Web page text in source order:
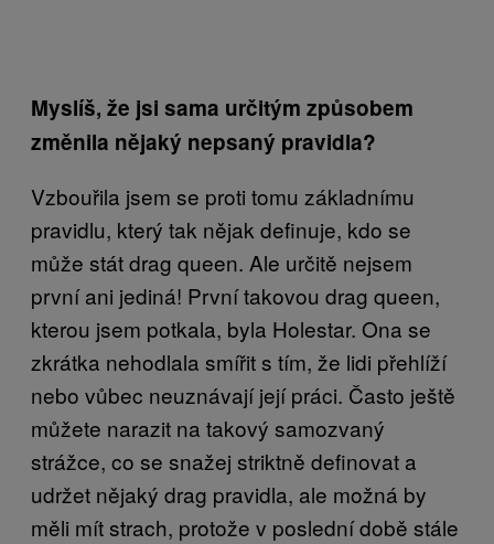
Myslíš, že jsi sama určitým způsobem
změnila nějaký nepsaný pravidla?
Vzbouřila jsem se proti tomu základnímu
pravidlu, který tak nějak definuje, kdo se
může stát drag queen. Ale určitě nejsem
první ani jediná! První takovou drag queen,
kterou jsem potkala, byla Holestar. Ona se
zkrátka nehodlala smířit s tím, že lidi přehlíží
nebo vůbec neuznávají její práci. Často ještě
můžete narazit na takový samozvaný
strážce, co se snažej striktně definovat a
udržet nějaký drag pravidla, ale možná by
měli mít strach, protože v poslední době stále